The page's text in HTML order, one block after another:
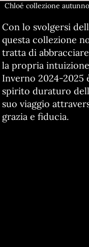
Chloé collezione
Con lo svolgersi
questa collezione
tratta di
la propria
Inverno 2024-2025
spirito duraturo
suo viaggio
grazia e fiducia.